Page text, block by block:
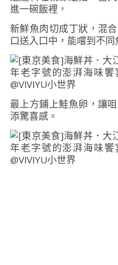
進一碗飯裡，
新鮮魚肉切成丁狀，混
口送入口中，能嚐到不同
最上方鋪上鮭魚卵，讓
添驚喜感。